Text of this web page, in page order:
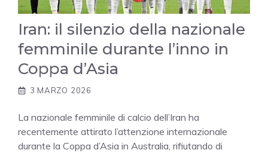
Iran: il silenzio della nazionale
femminile durante l’inno in
Coppa d’Asia
3 MARZO 2026
La nazionale femminile di calcio dell’Iran ha
recentemente attirato l’attenzione internazionale
durante la Coppa d’Asia in Australia, rifiutando di